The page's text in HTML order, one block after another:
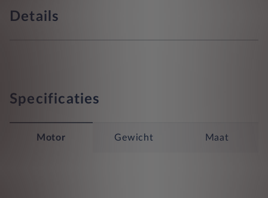
Details
Specificaties
Motor Gewicht Maat